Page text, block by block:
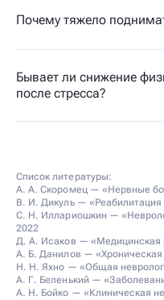
Почему тяжело
Бывает ли снижение
после стресса?
Список литературы:
А. А. Скоромец — «Нервные
В. И. Дикуль — «Реабилитация
С. Н. Иллариошкин —
2022
Д. А. Исаков — «Медицинская
А. Б. Данилов —
Н. Н. Яхно — «Общая
А. Г. Беленький —
А. Н. Бойко — «Клиническая